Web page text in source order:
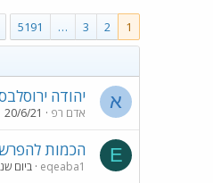
1
2
3
…
5191
א יהודה ירוסלבסקי בן 78 אב ל11 ילדים רבה של
אדם רפ 20/6/21
E הכמות
eqeaba1 ביום שני